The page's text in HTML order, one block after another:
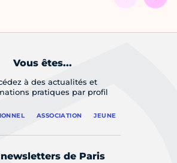
Vous êtes...
à des actualités et
pratiques par profil
ASSOCIATION JEUNE
newsletters de Paris